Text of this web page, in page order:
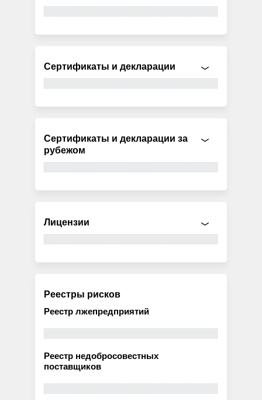
Сертификаты и декларации
Сертификаты и декларации за
рубежом
Лицензии
Реестры рисков
Реестр лжепредприятий
Реестр недобросовестных
поставщиков